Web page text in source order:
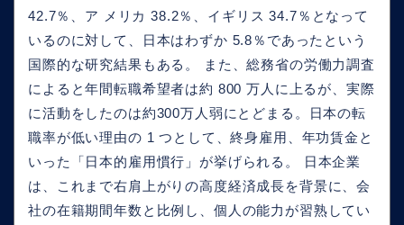
42.7％、ア メリカ 38.2％、イギリス 34.7％となって
いるのに対して、日本はわずか 5.8％であったという
国際的な研究結果もある。 また、総務省の労働力調査
によると年間転職希望者は約 800 万人に上るが、実際
に活動をしたのは約300万人弱にとどまる。日本の転
職率が低い理由の 1 つとして、終身雇用、年功賃金と
いった「日本的雇用慣行」が挙げられる。 日本企業
は、これまで右肩上がりの高度経済成長を背景に、会
社の在籍期間年数と比例し、個人の能力が習熟してい